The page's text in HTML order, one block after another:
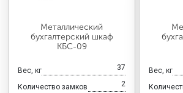
Металлический
бухгалтерский шкаф
КБС-09
Вес, кг 37
Количество замков 2
Вес, кг